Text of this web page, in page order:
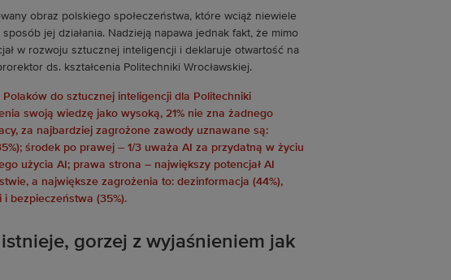
obraz polskiego społeczeństwa, które wciąż niewiele
jej działania. Nadzieją napawa jednak fakt, że mimo
w rozwoju sztucznej inteligencji i deklaruje otwartość na
ds. kształcenia Politechniki Wrocławskiej.
gorzej z wyjaśnieniem jak